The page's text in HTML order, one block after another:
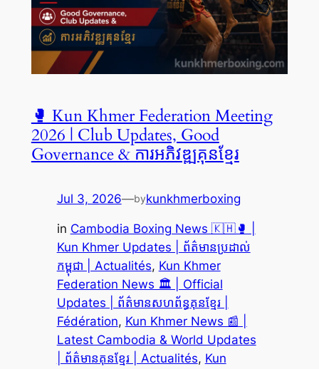
🥊 Kun Khmer Federation Meeting
2026 | Club Updates, Good
Governance & ការអភិវឌ្ឍគុនខ្មែរ
Jul 3, 2026—bykunkhmerboxing
in Cambodia Boxing News 🇰🇭🥊 |
Kun Khmer Updates | ព័ត៌មានប្រដាល់
កម្ពុជា | Actualités, Kun Khmer
Federation News 🏛️ | Official
Updates | ព័ត៌មានសហព័ន្ធគុនខ្មែរ |
Fédération, Kun Khmer News 📰 |
Latest Cambodia & World Updates
| ព័ត៌មានគុនខ្មែរ | Actualités, Kun